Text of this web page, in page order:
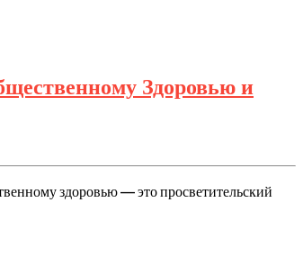
Здоровью и
здоровью — это просветительский